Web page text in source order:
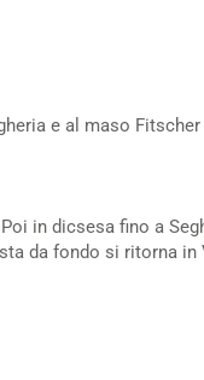
e al maso Fitscher
in dicsesa fino a
da fondo si ritorna